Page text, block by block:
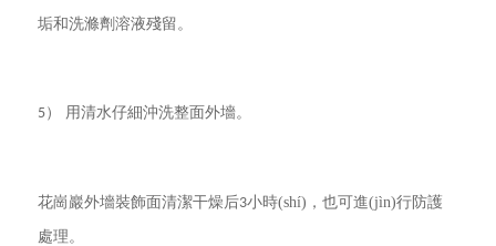
垢和洗滌劑溶液殘留。
5） 用清水仔細沖洗整面外墻。
花崗巖外墻裝飾面清潔干燥后3小時(shí)，也可進(jìn)行防護
處理。